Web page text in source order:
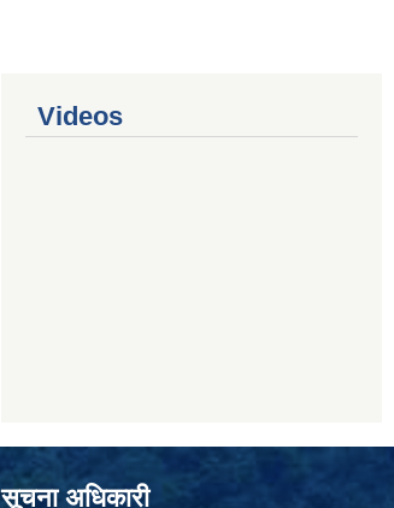
Videos
सूचना अधिकारी